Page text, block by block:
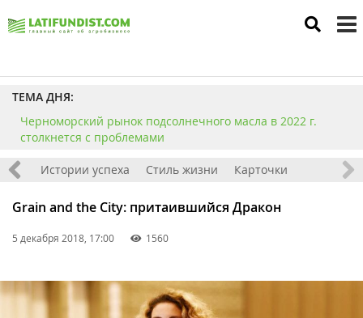
ТЕМА ДНЯ:
Черноморский рынок подсолнечного масла в 2022 г.
столкнется с проблемами
Истории успеха Стиль жизни Карточки
Grain and the City: притаившийся Дракон
5 декабря 2018, 17:00 1560